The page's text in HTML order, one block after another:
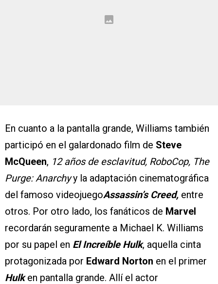
En cuanto a la pantalla grande, Williams también
participó en el galardonado film de Steve
McQueen, 12 años de esclavitud, RoboCop, The
Purge: Anarchyy la adaptación cinematográfica
del famoso videojuegoAssassin’s Creed, entre
otros. Por otro lado, los fanáticos de Marvel
recordarán seguramente a Michael K. Williams
por su papel en El Increíble Hulk, aquella cinta
protagonizada por Edward Norton en el primer
Hulken pantalla grande. Allí el actor